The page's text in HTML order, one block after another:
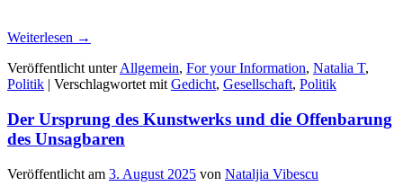
Weiterlesen →
Veröffentlicht unter Allgemein, For your Information, Natalia T,
Politik | Verschlagwortet mit Gedicht, Gesellschaft, Politik
Der Ursprung des Kunstwerks und die Offenbarung
des Unsagbaren
Veröffentlicht am 3. August 2025 von Nataljia Vibescu